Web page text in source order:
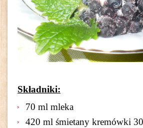
Składniki:
70 ml mleka
420 ml śmietany kremówki